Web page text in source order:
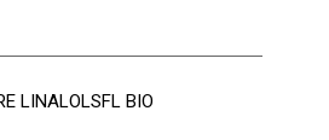
LINALOLSFL BIO